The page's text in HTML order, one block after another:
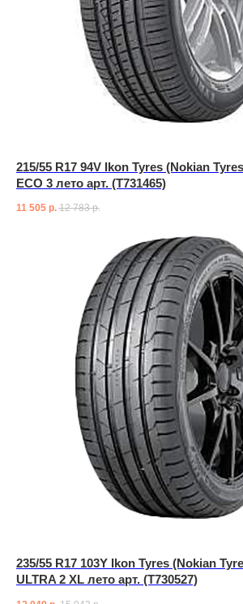
215/55 R17 94V Ikon Tyres (Nokian
ECO 3 лето арт. (T731465)
11 505 р. 12 783 р.
235/55 R17 103Y Ikon Tyres (Nokian
ULTRA 2 XL лето арт. (T730527)